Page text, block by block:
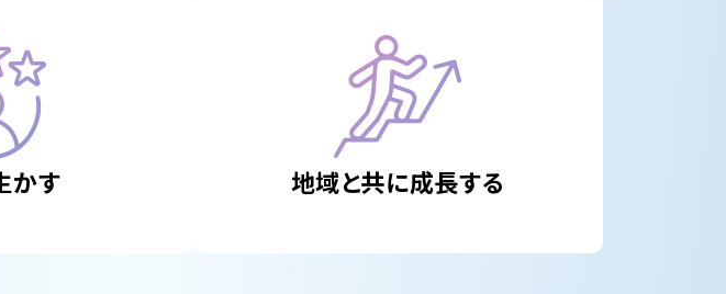
かす 地域と共に成長する